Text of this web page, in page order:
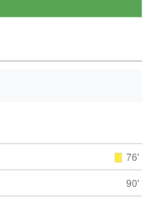
76'
90'